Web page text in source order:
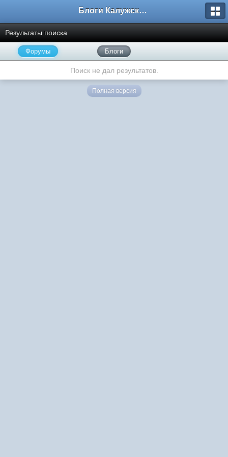
Блоги Калужского перекрестка
Результаты поиска
Форумы Блоги
Поиск не дал результатов.
Полная версия